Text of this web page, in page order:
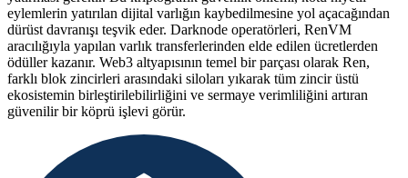
eylemlerin yatırılan dijital varlığın kaybedilmesine yol açacağından
dürüst davranışı teşvik eder. Darknode operatörleri, RenVM
aracılığıyla yapılan varlık transferlerinden elde edilen ücretlerden
ödüller kazanır. Web3 altyapısının temel bir parçası olarak Ren,
farklı blok zincirleri arasındaki siloları yıkarak tüm zincir üstü
ekosistemin birleştirilebilirliğini ve sermaye verimliliğini artıran
güvenilir bir köprü işlevi görür.